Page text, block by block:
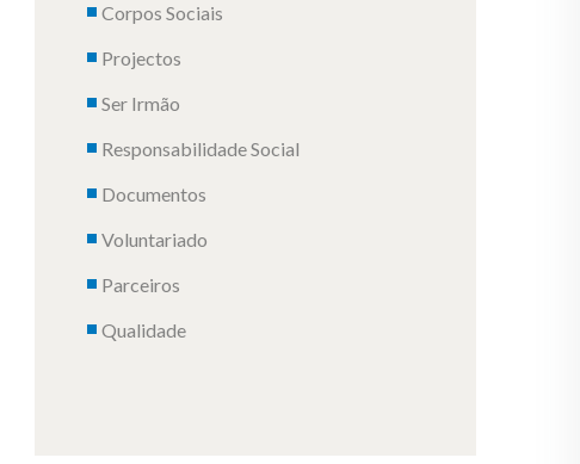
Corpos Sociais
Projectos
Ser Irmão
Responsabilidade Social
Documentos
Voluntariado
Parceiros
Qualidade